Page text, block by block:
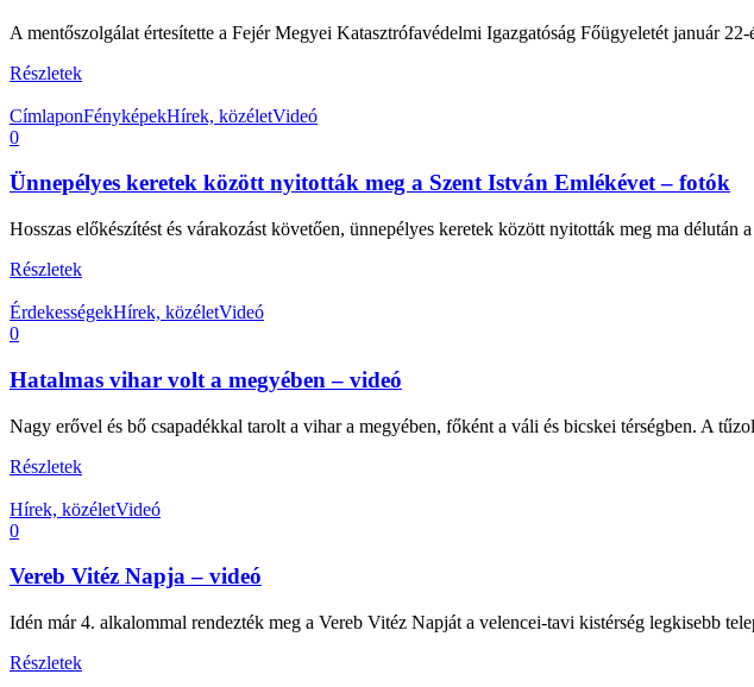
A mentőszolgálat értesítette a Fejér Megyei Katasztrófavédelmi Igazgatóság Főügyeletét január
Részletek
CímlaponFényképekHírek, közéletVideó
0
Ünnepélyes keretek között nyitották meg a Szent István Emlékévet – fotók
Hosszas előkészítést és várakozást követően, ünnepélyes keretek között nyitották meg ma délután
Részletek
ÉrdekességekHírek, közéletVideó
0
Hatalmas vihar volt a megyében – videó
Nagy erővel és bő csapadékkal tarolt a vihar a megyében, főként a váli és bicskei térségben. A
Részletek
Hírek, közéletVideó
0
Vereb Vitéz Napja – videó
Idén már 4. alkalommal rendezték meg a Vereb Vitéz Napját a velencei-tavi kistérség legkisebb
Részletek